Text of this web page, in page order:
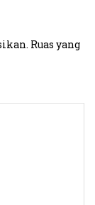
Ruas yang